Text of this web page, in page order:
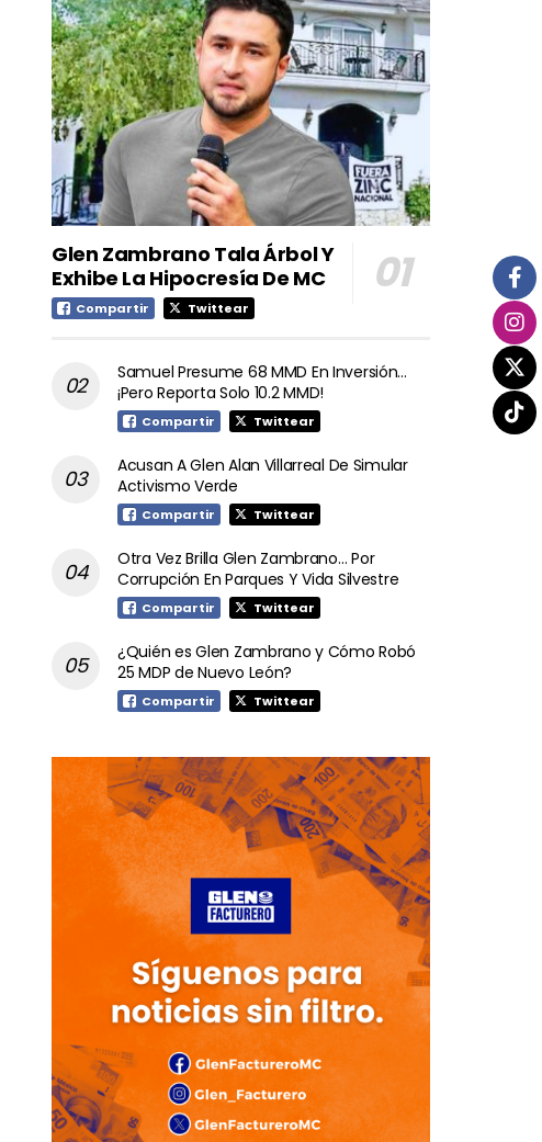
Glen Zambrano Tala Árbol Y
Exhibe La Hipocresía De MC
Compartir Twittear
Samuel Presume 68 MMD En Inversión…
¡Pero Reporta Solo 10.2 MMD!
Compartir Twittear
Acusan A Glen Alan Villarreal De Simular
Activismo Verde
Compartir Twittear
Otra Vez Brilla Glen Zambrano… Por
Corrupción En Parques Y Vida Silvestre
Compartir Twittear
¿Quién es Glen Zambrano y Cómo Robó
25 MDP de Nuevo León?
Compartir Twittear